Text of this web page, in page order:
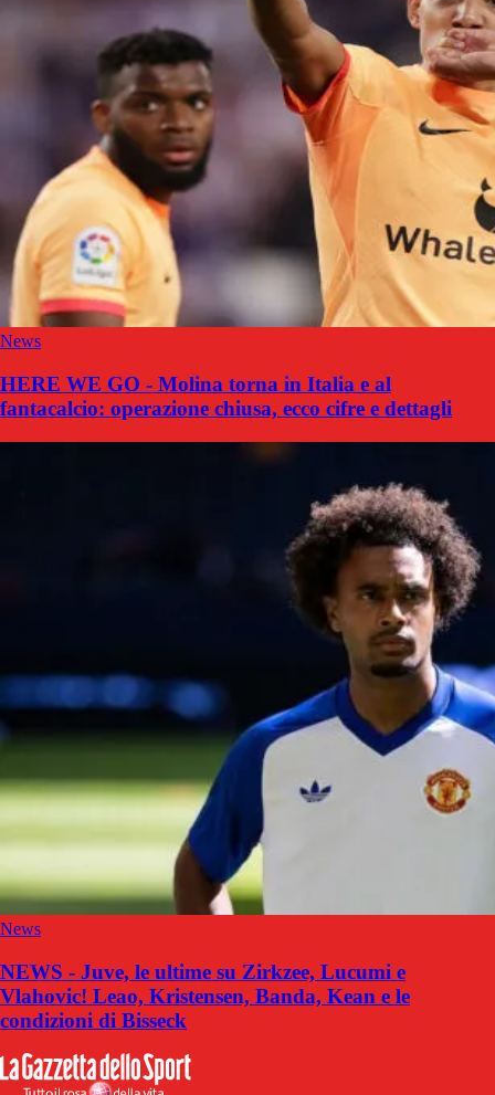
News
HERE WE GO - Molina torna in Italia e al
fantacalcio: operazione chiusa, ecco cifre e dettagli
News
NEWS - Juve, le ultime su Zirkzee, Lucumi e
Vlahovic! Leao, Kristensen, Banda, Kean e le
condizioni di Bisseck